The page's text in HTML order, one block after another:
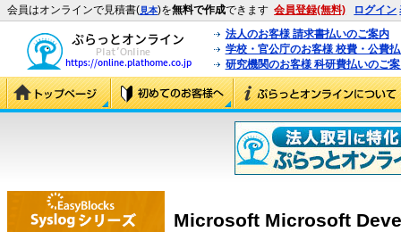
会員はオンラインで見積書(見本)を無料で作成できます 会員登録(無料) ログイン
法人のお客様 請求書払いのご案内
学校・官公庁のお客様 校費・公費
研究機関のお客様 科研費払いのご
Microsoft Microsoft